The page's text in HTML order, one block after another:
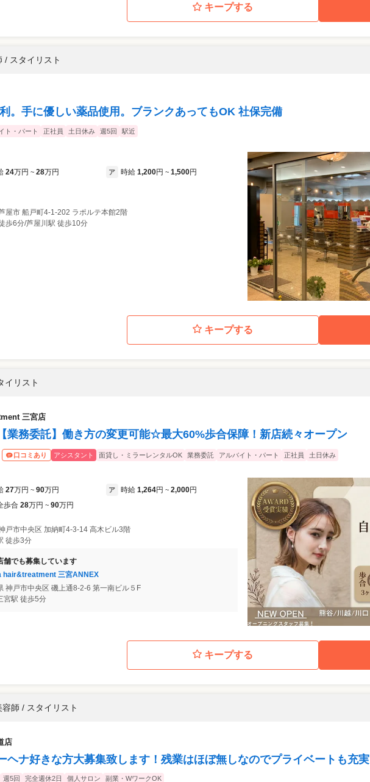
キープする
/ スタイリスト
。手に優しい薬品使用。ブランクあってもOK 社保完備
ト・パート 正社員 土日休み 週5回 駅近
24万円 ~ 28万円 ア 時給 1,200円 ~ 1,500円
屋市 船戸町4-1-202 ラポルテ本館2階
歩6分/芦屋川駅 徒歩10分
キープする
イリスト
三宮店
業務委託】働き方の変更可能☆最大60%歩合保障！新店続々オープン
口コミあり アシスタント 面貸し・ミラーレンタルOK 業務委託 アルバイト・パート 正社員 土日休み
27万円 ~ 90万円 ア 時給 1,264円 ~ 2,000円
歩合 28万円 ~ 90万円
戸市中央区 加納町4-3-14 高木ビル3階
徒歩3分
舗でも募集しています
hair&treatment 三宮ANNEX
神戸市中央区 磯上通8-2-6 第一南ビル５F
宮駅 徒歩5分
キープする
容師 / スタイリスト
店
ヘナ好きな方大募集致します！残業はほぼ無しなのでプライベートも充実
週5回 完全週休2日 個人サロン 副業・WワークOK